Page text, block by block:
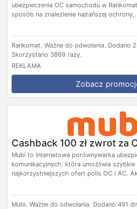
ubezpieczenia OC samochodu w
sposób na znalezienie najtańszej
Rankomat. Ważne do odwołania. Dodano
Skorzystano 3869 razy.
REKLAMA
Zobacz
Cashback 100 zł zwrot za
Mubi to internetowa porównywarka
komunikacyjnych, która umożliwia szybkie
najkorzystniejszych ofert polis OC i AC.
Mubi. Ważne do odwołania. Dodano 491